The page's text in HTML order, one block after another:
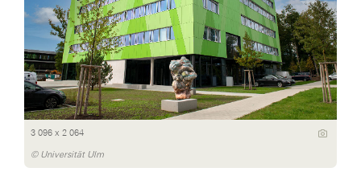
3 096 x 2 064
© Universität Ulm